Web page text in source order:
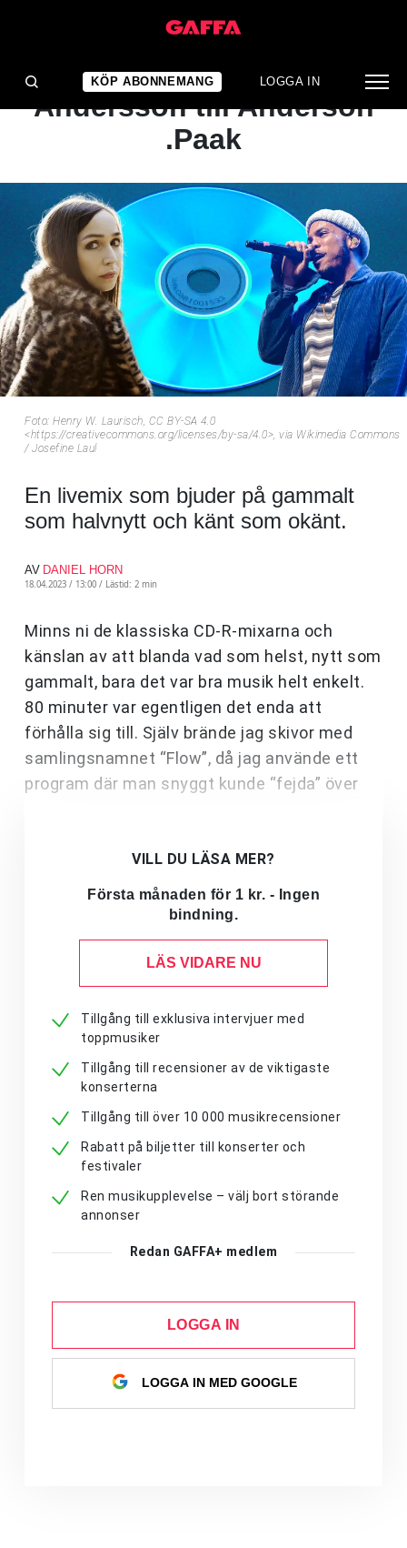
KÖP ABONNEMANG LOGGA IN
ARTIKEL
POPMIX #4: Från Maria
Andersson till Anderson
.Paak
Foto: Henry W. Laurisch, CC BY-SA 4.0
<https://creativecommons.org/licenses/by-sa/4.0>, via Wikimedia Commons
/ Josefine Laul
En livemix som bjuder på gammalt
som halvnytt och känt som okänt.
AV DANIEL HORN
18.04.2023 / 13:00 / Lästid: 2 min
Minns ni de klassiska CD-R-mixarna och
känslan av att blanda vad som helst, nytt som
gammalt, bara det var bra musik helt enkelt.
80 minuter var egentligen det enda att
förhålla sig till. Själv brände jag skivor med
samlingsnamnet “Flow”, då jag använde ett
program där man snyggt kunde “fejda” över
VILL DU LÄSA MER?
Första månaden för 1 kr. - Ingen
bindning.
LÄS VIDARE NU
Tillgång till exklusiva intervjuer med
toppmusiker
Tillgång till recensioner av de viktigaste
konserterna
Tillgång till över 10 000 musikrecensioner
Rabatt på biljetter till konserter och
festivaler
Ren musikupplevelse – välj bort störande
annonser
Redan GAFFA+ medlem
LOGGA IN
LOGGA IN MED GOOGLE